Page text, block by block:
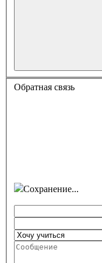
Обратная связь
Сохранение...